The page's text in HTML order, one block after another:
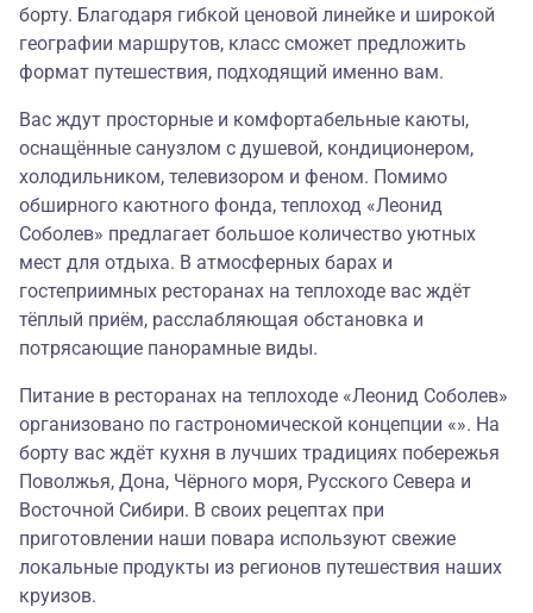
борту. Благодаря гибкой ценовой линейке и широкой
географии маршрутов, класс сможет предложить
формат путешествия, подходящий именно вам.
Вас ждут просторные и комфортабельные каюты,
оснащённые санузлом с душевой, кондиционером,
холодильником, телевизором и феном. Помимо
обширного каютного фонда, теплоход «Леонид
Соболев» предлагает большое количество уютных
мест для отдыха. В атмосферных барах и
гостеприимных ресторанах на теплоходе вас ждёт
тёплый приём, расслабляющая обстановка и
потрясающие панорамные виды.
Питание в ресторанах на теплоходе «Леонид Соболев»
организовано по гастрономической концепции «». На
борту вас ждёт кухня в лучших традициях побережья
Поволжья, Дона, Чёрного моря, Русского Севера и
Восточной Сибири. В своих рецептах при
приготовлении наши повара используют свежие
локальные продукты из регионов путешествия наших
круизов.